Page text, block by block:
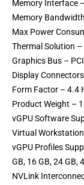
Memory Interface
Memory
Max Power
Thermal Solution
Graphics Bus –
Display
Form Factor – 4.4
Product Weight –
vGPU Software
Virtual Workstation
vGPU Profiles
GB, 16 GB, 24 GB,
NVLink